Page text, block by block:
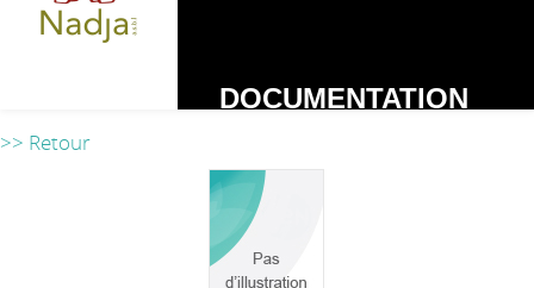
DOCUMENTATION
DEPENDANCES
>> Retour